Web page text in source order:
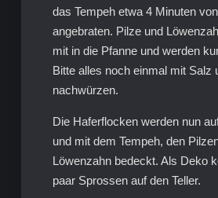
das Tempeh etwa 4 Minuten
angebraten. Pilze und
mit in die Pfanne und werden
Bitte alles noch einmal mit Salz
nachwürzen.
Die Haferflocken werden nun
und mit dem Tempeh, den
Löwenzahn bedeckt. Als Deko
paar Sprossen auf den Teller.